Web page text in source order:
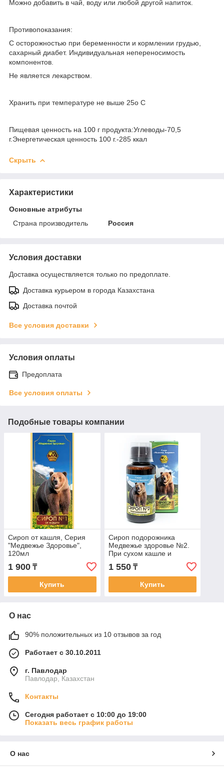
Можно добавить в чай, воду или любой другой напиток.
Противопоказания:
С осторожностью при беременности и кормлении грудью,
сахарный диабет. Индивидуальная непереносимость
компонентов.
Не является лекарством.
Хранить при температуре не выше 25о С
Пищевая ценность на 100 г продукта:Углеводы-70,5
г.Энергетическая ценность 100 г.-285 ккал
Скрыть
Характеристики
Основные атрибуты
Страна производитель
Россия
Условия доставки
Доставка осуществляется только по предоплате.
Доставка курьером в города Казахстана
Доставка почтой
Все условия доставки
Условия оплаты
Предоплата
Все условия оплаты
Подобные товары компании
Сироп от кашля, Серия
"Медвежье Здоровье",
120мл
1 900 ₸
Купить
Сироп подорожника
Медвежье здоровье №2.
При сухом кашле и
заболеваниях ЖКТ, 120мл
1 550₸
Купить
О нас
90% положительных из 10 отзывов за год
Работает с 30.10.2011
г. Павлодар
Павлодар, Казахстан
Контакты
Сегодня работает с 10:00 до 19:00
Показать весь график работы
О нас